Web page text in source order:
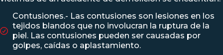
Contusiones.- Las contusiones son lesiones en los
tejidos blandos que no involucran la ruptura de la
piel. Las contusiones pueden ser causadas por
golpes, caídas o aplastamiento.